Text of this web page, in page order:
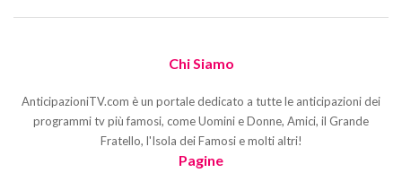
Chi Siamo
AnticipazioniTV.com è un portale dedicato a tutte le anticipazioni dei
programmi tv più famosi, come Uomini e Donne, Amici, il Grande
Fratello, l'Isola dei Famosi e molti altri!
Pagine